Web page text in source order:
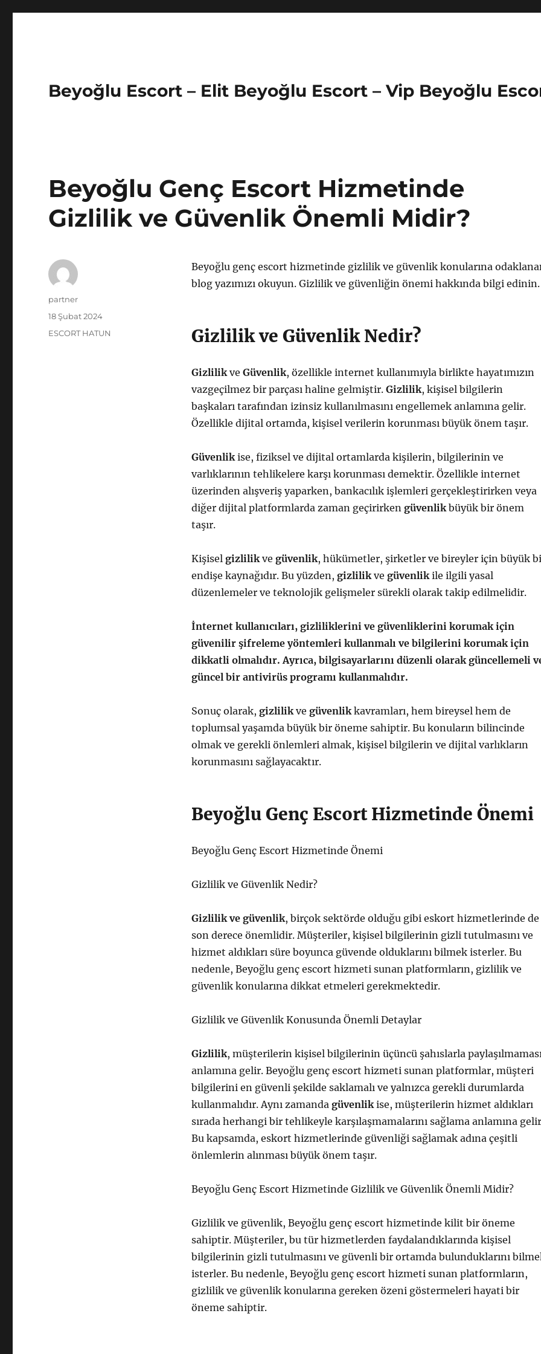
Beyoğlu Escort – Elit Beyoğlu Escort – Vip Beyoğlu
Beyoğlu Genç Escort Hizmetinde
Gizlilik ve Güvenlik Önemli Midir?
Beyoğlu genç escort hizmetinde gizlilik ve güvenlik konularına
blog yazımızı okuyun. Gizlilik ve güvenliğin önemi hakkında bilgi edinin.
Gizlilik ve Güvenlik Nedir?
Gizlilikve Güvenlik, özellikle internet kullanımıyla birlikte hayatımızın
vazgeçilmez bir parçası haline gelmiştir. Gizlilik, kişisel bilgilerin
başkaları tarafından izinsiz kullanılmasını engellemek anlamına gelir.
Özellikle dijital ortamda, kişisel verilerin korunması büyük önem taşır.
Güvenlikise, fiziksel ve dijital ortamlarda kişilerin, bilgilerinin ve
varlıklarının tehlikelere karşı korunması demektir. Özellikle internet
üzerinden alışveriş yaparken, bankacılık işlemleri gerçekleştirirken veya
diğer dijital platformlarda zaman geçirirken güvenlikbüyük bir önem
taşır.
Kişisel gizlilikve güvenlik, hükümetler, şirketler ve bireyler için büyük
endişe kaynağıdır. Bu yüzden, gizlilikve güvenlikile ilgili yasal
düzenlemeler ve teknolojik gelişmeler sürekli olarak takip edilmelidir.
İnternet kullanıcıları, gizliliklerini ve güvenliklerini korumak için
güvenilir şifreleme yöntemleri kullanmalı ve bilgilerini korumak için
dikkatli olmalıdır. Ayrıca, bilgisayarlarını düzenli olarak güncellemeli
güncel bir antivirüs programı kullanmalıdır.
Sonuç olarak, gizlilikve güvenlikkavramları, hem bireysel hem de
toplumsal yaşamda büyük bir öneme sahiptir. Bu konuların bilincinde
olmak ve gerekli önlemleri almak, kişisel bilgilerin ve dijital varlıkların
korunmasını sağlayacaktır.
Beyoğlu Genç Escort Hizmetinde Önemi
Beyoğlu Genç Escort Hizmetinde Önemi
Gizlilik ve Güvenlik Nedir?
Gizlilik ve güvenlik, birçok sektörde olduğu gibi eskort hizmetlerinde de
son derece önemlidir. Müşteriler, kişisel bilgilerinin gizli tutulmasını ve
hizmet aldıkları süre boyunca güvende olduklarını bilmek isterler. Bu
nedenle, Beyoğlu genç escort hizmeti sunan platformların, gizlilik ve
güvenlik konularına dikkat etmeleri gerekmektedir.
Gizlilik ve Güvenlik Konusunda Önemli Detaylar
Gizlilik, müşterilerin kişisel bilgilerinin üçüncü şahıslarla
anlamına gelir. Beyoğlu genç escort hizmeti sunan platformlar, müşteri
bilgilerini en güvenli şekilde saklamalı ve yalnızca gerekli durumlarda
kullanmalıdır. Aynı zamanda güvenlikise, müşterilerin hizmet aldıkları
sırada herhangi bir tehlikeyle karşılaşmamalarını sağlama anlamına
Bu kapsamda, eskort hizmetlerinde güvenliği sağlamak adına çeşitli
önlemlerin alınması büyük önem taşır.
Beyoğlu Genç Escort Hizmetinde Gizlilik ve Güvenlik Önemli Midir?
Gizlilik ve güvenlik, Beyoğlu genç escort hizmetinde kilit bir öneme
sahiptir. Müşteriler, bu tür hizmetlerden faydalandıklarında kişisel
bilgilerinin gizli tutulmasını ve güvenli bir ortamda bulunduklarını
isterler. Bu nedenle, Beyoğlu genç escort hizmeti sunan platformların,
gizlilik ve güvenlik konularına gereken özeni göstermeleri hayati bir
öneme sahiptir.
Yazar
partner
Yayın
18 Şubat 2024
Kategoriler
ESCORT HATUN